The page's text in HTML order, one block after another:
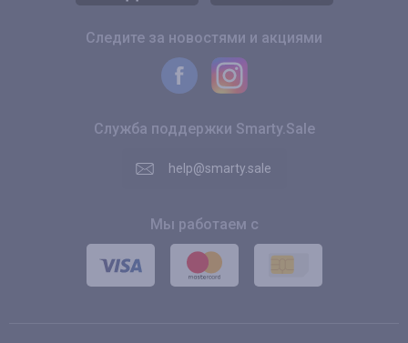
Следите за новостями и акциями
Служба поддержки Smarty.Sale
help@smarty.sale
Мы работаем с